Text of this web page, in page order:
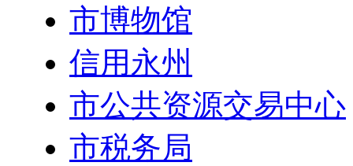
市博物馆
信用永州
市公共资源交易中心
市税务局